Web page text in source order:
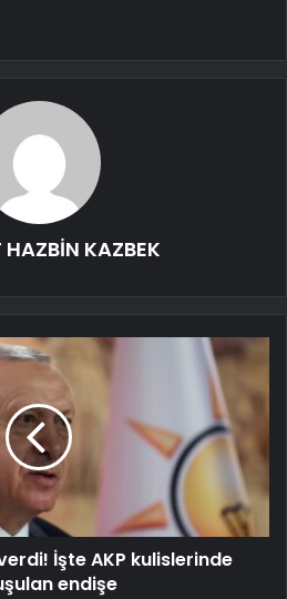
HAZBİN KAZBEK
İşte AKP kulislerinde
endişe